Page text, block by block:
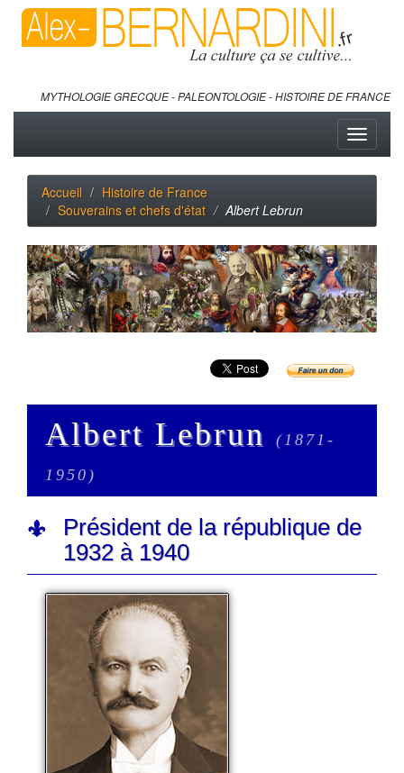
MYTHOLOGIE GRECQUE - PALEONTOLOGIE - HISTOIRE DE FRANCE
Toggle
Accueil
Histoire de France
Souverains et chefs d'état
Albert Lebrun
Albert Lebrun
(1871-
1950)
Président de la république de
1932 à 1940